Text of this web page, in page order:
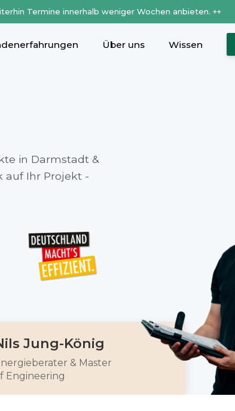
Termine innerhalb weniger Wochen anbieten. ++
Über uns Wissen
in Darmstadt &
auf Ihr Projekt -
Jung-König
& Master
Engineering